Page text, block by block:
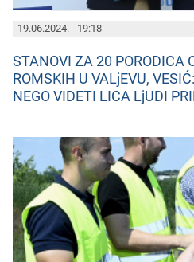
19.06.2024. - 19:18
STANOVI ZA 20 PORODICA
ROMSKIH U VALjEVU,
NEGO VIDETI LICA LjUDI